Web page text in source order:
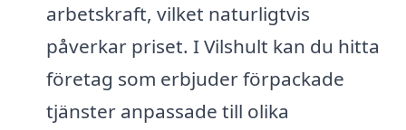
arbetskraft, vilket naturligtvis
påverkar priset. I Vilshult kan du hitta
företag som erbjuder förpackade
tjänster anpassade till olika